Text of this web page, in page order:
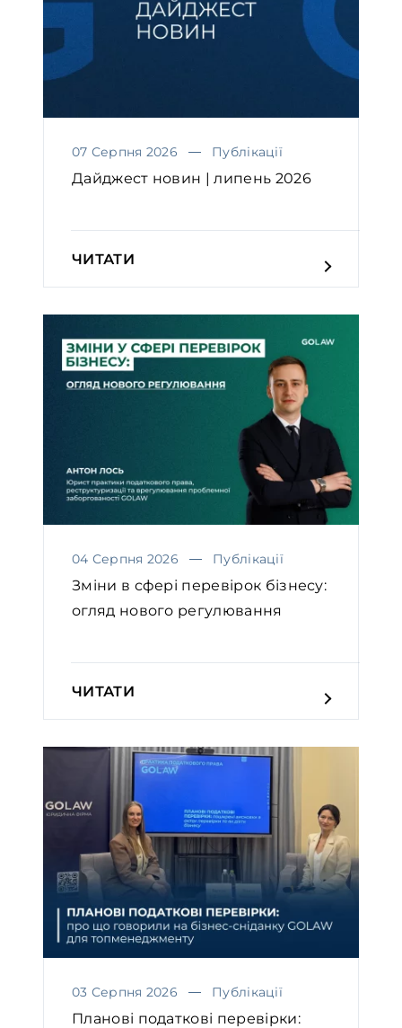
07 Серпня 2026 Публікації
Дайджест новин | липень 2026
ЧИТАТИ
04 Серпня 2026 Публікації
Зміни в сфері перевірок бізнесу:
огляд нового регулювання
ЧИТАТИ
03 Серпня 2026 Публікації
Планові податкові перевірки: